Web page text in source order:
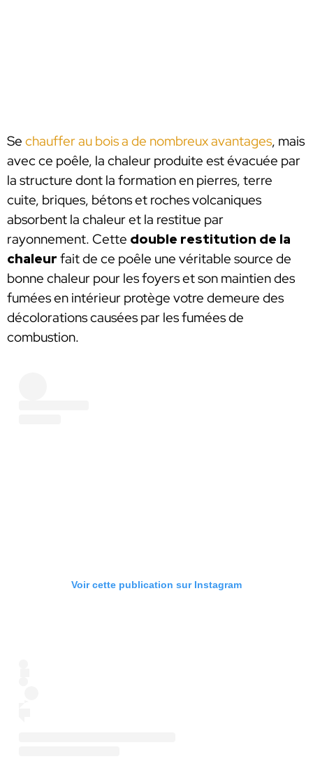
Se chauffer au bois a de nombreux avantages, mais
avec ce poêle, la chaleur produite est évacuée par
la structure dont la formation en pierres, terre
cuite, briques, bétons et roches volcaniques
absorbent la chaleur et la restitue par
rayonnement. Cette double restitution de la
chaleur fait de ce poêle une véritable source de
bonne chaleur pour les foyers et son maintien des
fumées en intérieur protège votre demeure des
décolorations causées par les fumées de
combustion.
Voir cette publication sur Instagram